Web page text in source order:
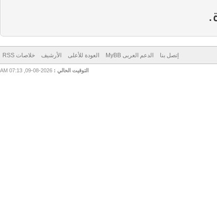
إتصل بنا الدعم العربى MyBB العودة للأعلى الأرشيف خلاصات RSS
التوقيت الحالي :2026-08-09, 07:13 AM